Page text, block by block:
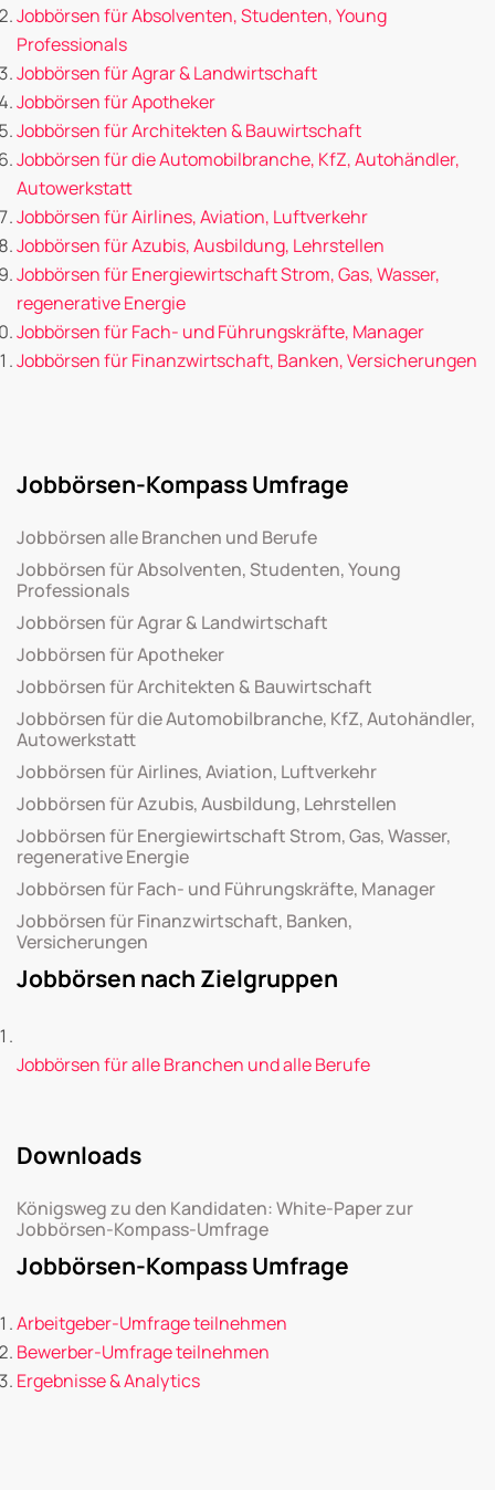
Jobbörsen für Absolventen, Studenten, Young
Professionals
Jobbörsen für Agrar & Landwirtschaft
Jobbörsen für Apotheker
Jobbörsen für Architekten & Bauwirtschaft
Jobbörsen für die Automobilbranche, KfZ, Autohändler,
Autowerkstatt
Jobbörsen für Airlines, Aviation, Luftverkehr
Jobbörsen für Azubis, Ausbildung, Lehrstellen
Jobbörsen für Energiewirtschaft Strom, Gas, Wasser,
regenerative Energie
Jobbörsen für Fach- und Führungskräfte, Manager
Jobbörsen für Finanzwirtschaft, Banken, Versicherungen
Jobbörsen-Kompass Umfrage
Jobbörsen alle Branchen und Berufe
Jobbörsen für Absolventen, Studenten, Young
Professionals
Jobbörsen für Agrar & Landwirtschaft
Jobbörsen für Apotheker
Jobbörsen für Architekten & Bauwirtschaft
Jobbörsen für die Automobilbranche, KfZ, Autohändler,
Autowerkstatt
Jobbörsen für Airlines, Aviation, Luftverkehr
Jobbörsen für Azubis, Ausbildung, Lehrstellen
Jobbörsen für Energiewirtschaft Strom, Gas, Wasser,
regenerative Energie
Jobbörsen für Fach- und Führungskräfte, Manager
Jobbörsen für Finanzwirtschaft, Banken,
Versicherungen
Jobbörsen nach Zielgruppen
Jobbörsen für alle Branchen und alle Berufe
Downloads
Königsweg zu den Kandidaten: White-Paper zur
Jobbörsen-Kompass-Umfrage
Jobbörsen-Kompass Umfrage
Arbeitgeber-Umfrage teilnehmen
Bewerber-Umfrage teilnehmen
Ergebnisse & Analytics